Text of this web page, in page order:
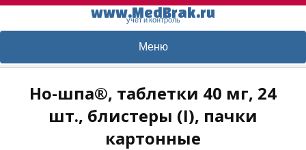
www.MedBrak.ru
учет и контроль
Меню
Но-шпа®, таблетки 40 мг, 24
шт., блистеры (I), пачки
картонные